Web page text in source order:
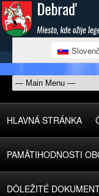
HLAVNÁ STRÁNKA
PAMÄTIHODNOSTI
DÔLEŽITÉ